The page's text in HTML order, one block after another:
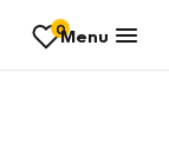
0Menu